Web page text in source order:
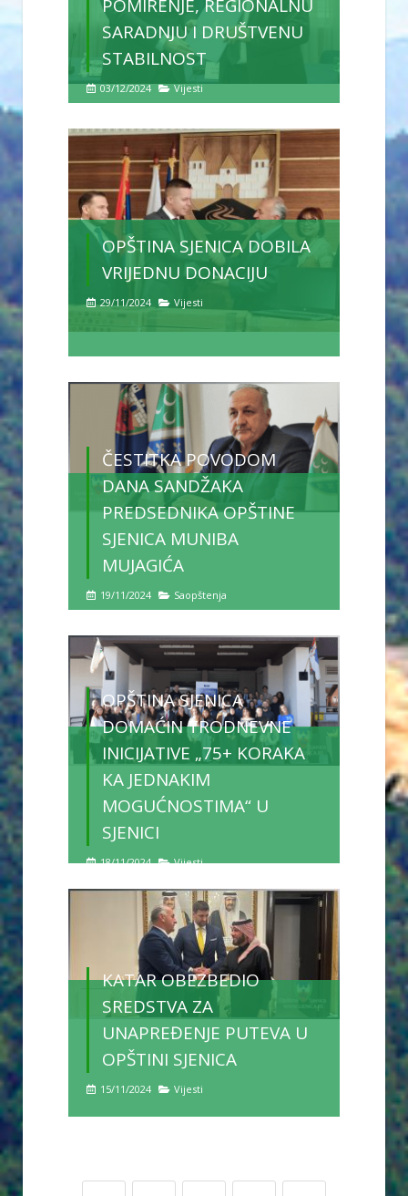
POMIRENJE, REGIONALNU
SARADNJU I DRUŠTVENU
STABILNOST
03/12/2024 Vijesti
OPŠTINA SJENICA DOBILA
VRIJEDNU DONACIJU
29/11/2024 Vijesti
ČESTITKA POVODOM
DANA SANDŽAKA
PREDSEDNIKA OPŠTINE
SJENICA MUNIBA
MUJAGIĆA
19/11/2024 Saopštenja
OPŠTINA SJENICA
DOMAĆIN TRODNEVNE
INICIJATIVE „75+ KORAKA
KA JEDNAKIM
MOGUĆNOSTIMA“ U
SJENICI
18/11/2024 Vijesti
KATAR OBEZBEDIO
SREDSTVA ZA
UNAPREĐENJE PUTEVA U
OPŠTINI SJENICA
15/11/2024 Vijesti